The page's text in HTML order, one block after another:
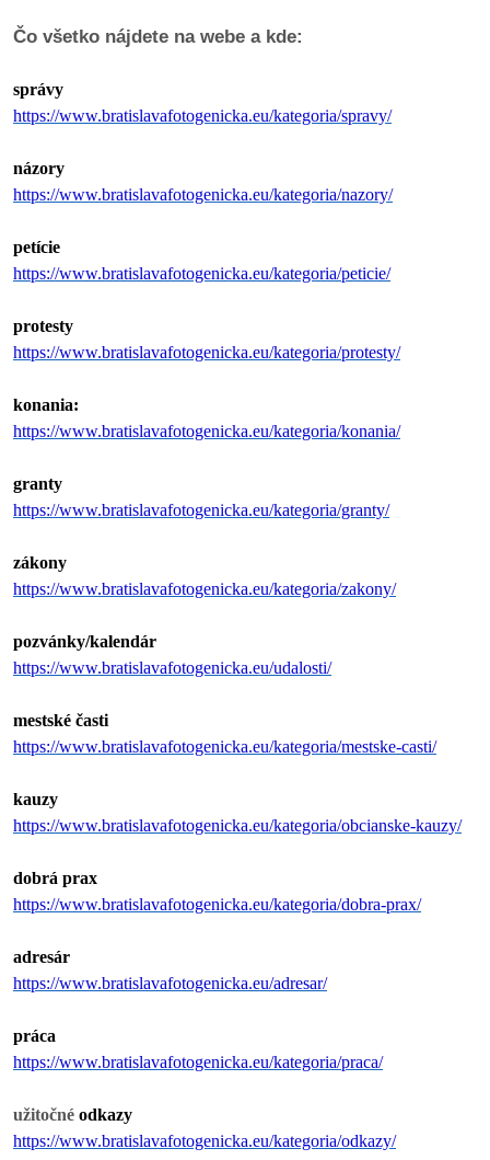
reklama
Čo všetko nájdete na webe a kde:
správy
https://www.bratislavafotogenicka.eu/kategoria/spravy/
názory
https://www.bratislavafotogenicka.eu/kategoria/nazory/
petície
https://www.bratislavafotogenicka.eu/kategoria/peticie/
protesty
https://www.bratislavafotogenicka.eu/kategoria/protesty/
konania:
https://www.bratislavafotogenicka.eu/kategoria/konania/
granty
https://www.bratislavafotogenicka.eu/kategoria/granty/
zákony
https://www.bratislavafotogenicka.eu/kategoria/zakony/
pozvánky/kalendár
https://www.bratislavafotogenicka.eu/udalosti/
mestské časti
https://www.bratislavafotogenicka.eu/kategoria/mestske-casti/
kauzy
https://www.bratislavafotogenicka.eu/kategoria/obcianske-kauzy/
dobrá prax
https://www.bratislavafotogenicka.eu/kategoria/dobra-prax/
adresár
https://www.bratislavafotogenicka.eu/adresar/
práca
https://www.bratislavafotogenicka.eu/kategoria/praca/
užitočné odkazy
https://www.bratislavafotogenicka.eu/kategoria/odkazy/